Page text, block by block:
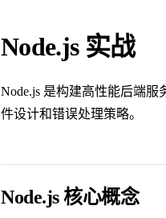
Node.js 实战
Node.js 是构建高性能后端服
件设计和错误处理策略。
Node.js 核心概念